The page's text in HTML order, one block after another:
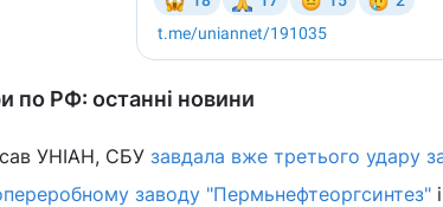
по РФ: останні новини
УНІАН, СБУ завдала вже третього удару
заводу "Пермьнефтеоргсинтез"